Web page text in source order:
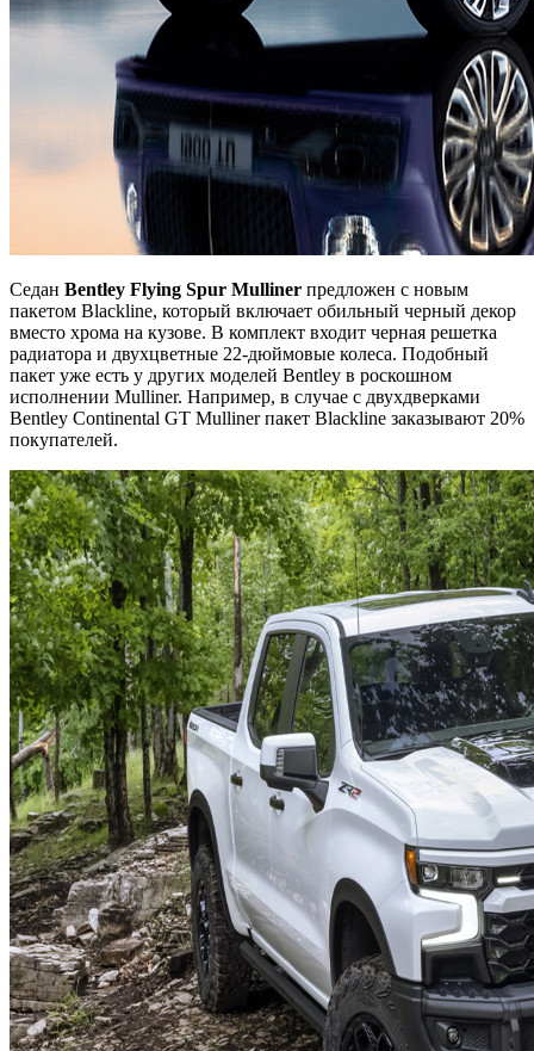
Седан Bentley Flying Spur Mulliner предложен с новым
пакетом Blackline, который включает обильный черный декор
вместо хрома на кузове. В комплект входит черная решетка
радиатора и двухцветные 22-дюймовые колеса. Подобный
пакет уже есть у других моделей Bentley в роскошном
исполнении Mulliner. Например, в случае с двухдверками
Bentley Continental GT Mulliner пакет Blackline заказывают 20%
покупателей.